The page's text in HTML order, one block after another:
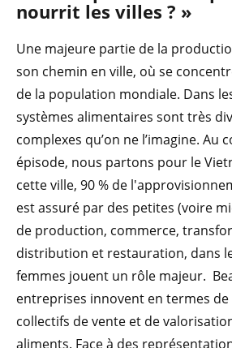
nourrit les villes ? »
Une majeure partie de la
son chemin en ville, où se
de la population mondiale. Dans
systèmes alimentaires sont très
complexes qu’on ne l’imagine. Au
épisode, nous partons pour le
cette ville, 90 % de
est assuré par des petites (voire
de production, commerce,
distribution et restauration, dans
femmes jouent un rôle majeur.
entreprises innovent en termes de
collectifs de vente et de
aliments. Face à des